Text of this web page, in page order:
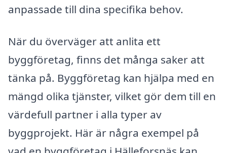
anpassade till dina specifika behov.
När du överväger att anlita ett
byggföretag, finns det många saker att
tänka på. Byggföretag kan hjälpa med en
mängd olika tjänster, vilket gör dem till en
värdefull partner i alla typer av
byggprojekt. Här är några exempel på